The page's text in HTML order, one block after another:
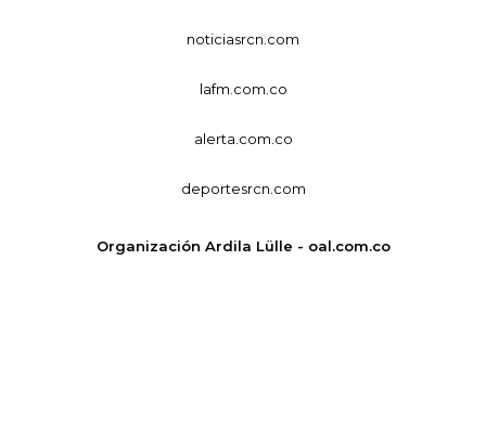
noticiasrcn.com
lafm.com.co
alerta.com.co
deportesrcn.com
Organización Ardila Lülle - oal.com.co